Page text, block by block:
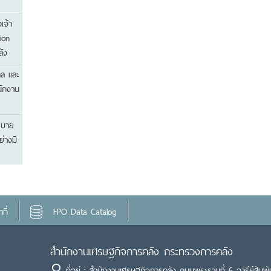
จ้า
ง
และ
งาน
าย
างมี
ที่ FPO Data Catalog
สำนักงานเศรษฐกิจการคลัง กระทรวงการคลัง